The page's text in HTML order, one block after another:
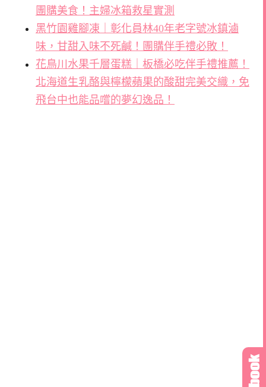
團購美食！主婦冰箱救星實測
黑竹園雞腳凍｜彰化員林40年老字號冰鎮滷
味，甘甜入味不死鹹！團購伴手禮必敗！
花鳥川水果千層蛋糕｜板橋必吃伴手禮推薦！
北海道生乳酪與檸檬蘋果的酸甜完美交織，免
飛台中也能品嚐的夢幻逸品！